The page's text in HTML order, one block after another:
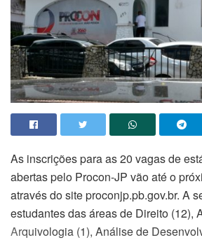
As inscrições para as 20 vagas de
abertas pelo Procon-JP vão até o
através do site proconjp.pb.gov.br. A
estudantes das áreas de Direito (12),
Arquivologia (1), Análise de